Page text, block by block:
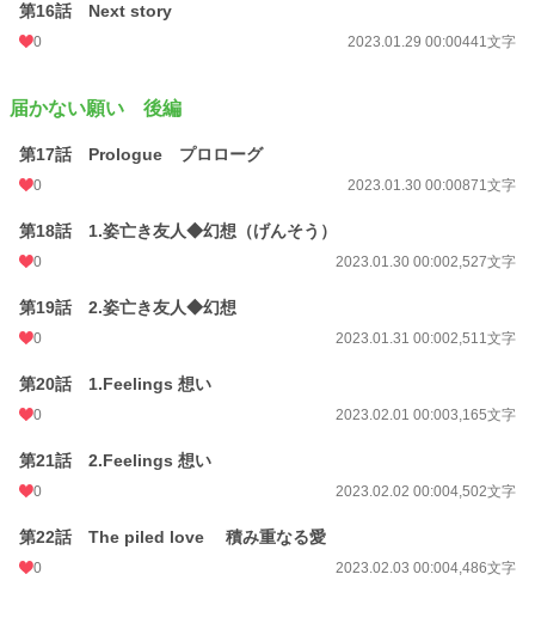
第16話 Next story
0 2023.01.29 00:00441文字
届かない願い 後編
第17話 Prologue プロローグ
0 2023.01.30 00:00871文字
第18話 1.姿亡き友人◆幻想（げんそう）
0 2023.01.30 00:002,527文字
第19話 2.姿亡き友人◆幻想
0 2023.01.31 00:002,511文字
第20話 1.Feelings 想い
0 2023.02.01 00:003,165文字
第21話 2.Feelings 想い
0 2023.02.02 00:004,502文字
第22話 The piled love 積み重なる愛
0 2023.02.03 00:004,486文字